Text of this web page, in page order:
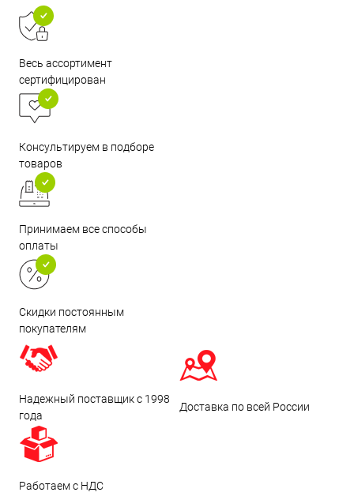
Весь ассортимент
сертифицирован
Консультируем в подборе
товаров
Принимаем все способы
оплаты
Скидки постоянным
покупателям
Надежный поставщик с 1998
года
Доставка по всей России
Работаем с НДС